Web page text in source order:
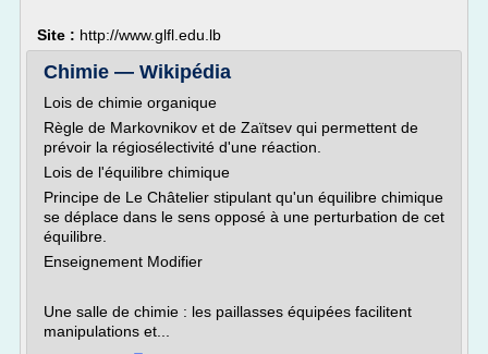
Site : http://www.glfl.edu.lb
Chimie — Wikipédia
Lois de chimie organique
Règle de Markovnikov et de Zaïtsev qui permettent de
prévoir la régiosélectivité d'une réaction.
Lois de l'équilibre chimique
Principe de Le Châtelier stipulant qu'un équilibre chimique
se déplace dans le sens opposé à une perturbation de cet
équilibre.
Enseignement Modifier
Une salle de chimie : les paillasses équipées facilitent
manipulations et...